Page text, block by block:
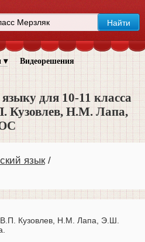
▾ Видеорешения
для 10‐11 класса
Кузовлев, Н.М. Лапа,
язык
В.П. Кузовлев, Н.М. Лапа, Э.Ш.